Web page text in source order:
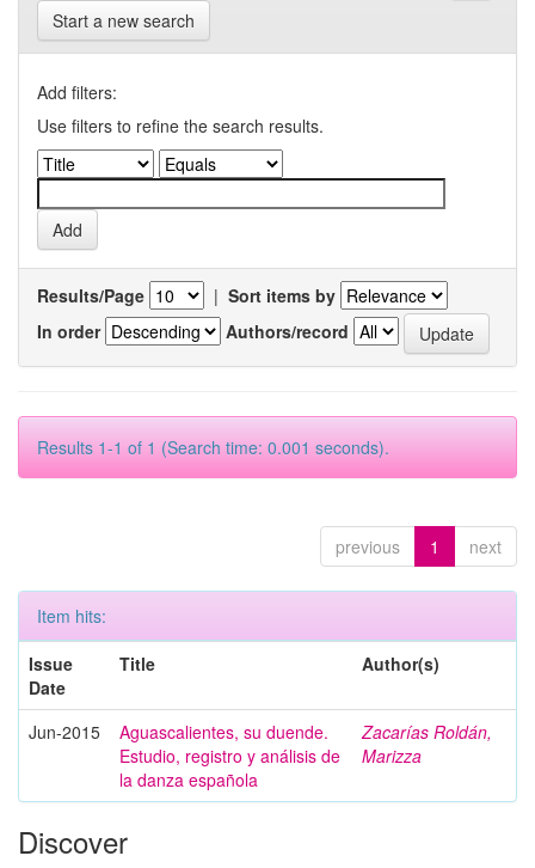
Start a new search
Add filters:
Use filters to refine the search results.
Results/Page | Sort items by
In order
Authors/record
Results 1-1 of 1 (Search time: 0.001 seconds).
previous 1 next
Item hits:
Issue
Date
Title Author(s)
Jun-2015
Aguascalientes, su duende.
Estudio, registro y análisis de
la danza española
Zacarías Roldán,
Marizza
Discover